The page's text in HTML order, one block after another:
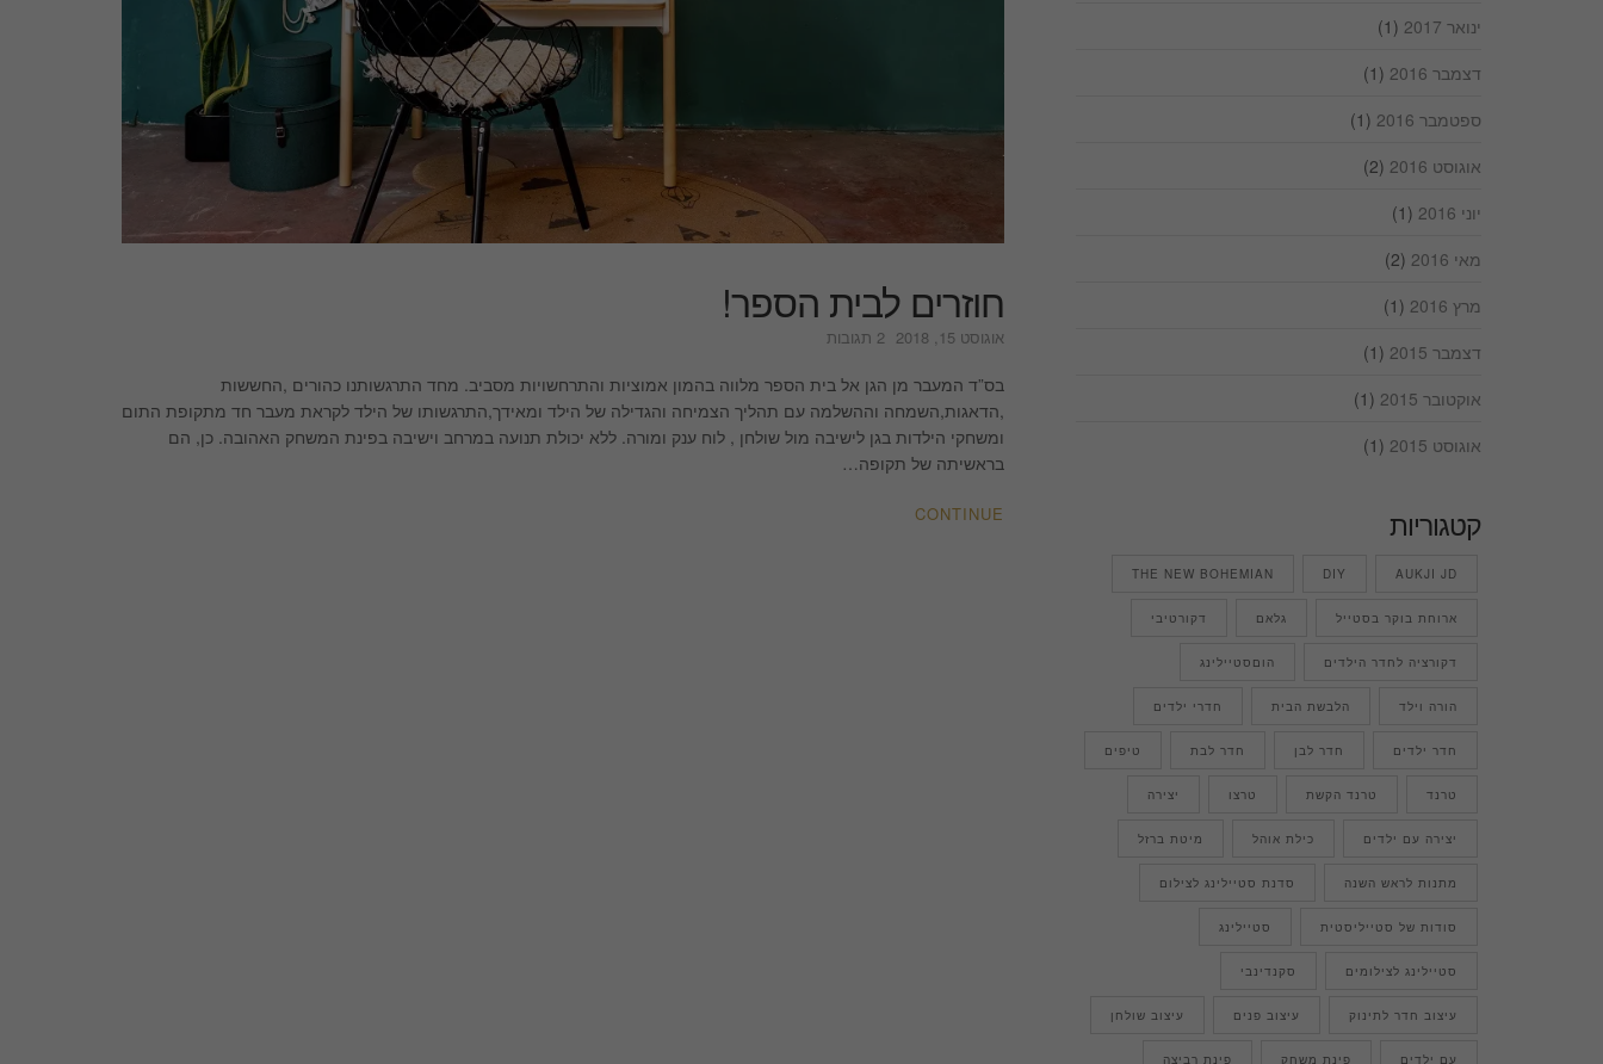
חוזרים לבית הספר!
אוגוסט 15, 2018 2 תגובות
לבית
הספר!
בס”ד המעבר מן הגן אל בית הספר מלווה בהמון אמוציות והתרחשויות מסביב. מחד התרגשותנו כהורים ,החששות
,הדאגות,השמחה וההשלמה עם תהליך הצמיחה והגדילה של הילד ומאידך,התרגשותו של הילד לקראת מעבר חד מתקופת התום
ומשחקי הילדות בגן לישיבה מול שולחן , לוח ענק ומורה. ללא יכולת תנועה במרחב וישיבה בפינת המשחק האהובה. כן, הם
בראשיתה של תקופה…
CONTINUE
ינואר 2017
(1)
דצמבר 2016
(1)
ספטמבר 2016
(1)
אוגוסט 2016
(2)
יוני 2016
(1)
מאי 2016
(2)
מרץ 2016
(1)
דצמבר 2015
(1)
אוקטובר 2015
(1)
אוגוסט 2015
(1)
קטגוריות
AUKJI JD
DIY
THE NEW BOHEMIAN
ארוחת בוקר בסטייל גלאם דקורטיבי
דקורציה לחדר הילדים הוםסטיילינג
הורה וילד הלבשת הבית חדרי ילדים
חדר ילדים חדר לבן חדר לבת טיפים
טרנד טרנד הקשת טרצו יצירה
יצירה עם ילדים כילת אוהל מיטת ברזל
מתנות לראש השנה סדנת סטיילינג לצילום
סודות של סטייליסטית סטיילינג
סטיילינג לצילומים סקנדינבי
עיצוב חדר לתינוק עיצוב פנים עיצוב שולחן
עם ילדים פינת משחק פינת רביצה